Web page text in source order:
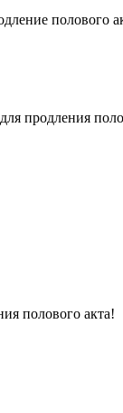
полового
продления
полового акта!